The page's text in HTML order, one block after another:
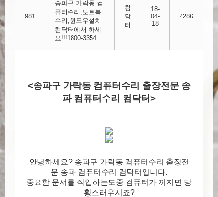
981
송파구 가락동 컴
퓨터수리,노트북
수리,윈도우설치
컴닥터에서 하세
요!!!1800-3354
컴
닥
터
18-
04-
18
4286
<송파구 가락동 컴퓨터수리 출장전문 송
파 컴퓨터수리 컴닥터>
안녕하세요? 송파구 가락동 컴퓨터수리 출장전
문 송파 컴퓨터수리 컴닥터입니다.
중요한 문서를 작업하는도중 컴퓨터가 꺼지면 당
황스러우시죠?